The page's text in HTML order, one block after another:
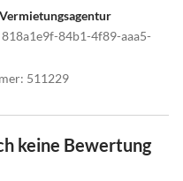
818a1e9f-84b1-4f89-aaa5-
: 511229
keine Bewertung